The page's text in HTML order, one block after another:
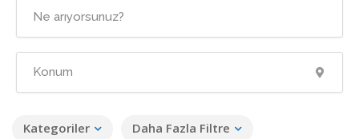
Kategoriler Daha Fazla Filtre